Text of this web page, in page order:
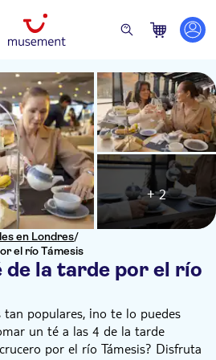
en Londres/
el río Támesis
la tarde por el río
+ 2
populares, ¡no te lo puedes
un té a las 4 de la tarde
por el río Támesis? Disfruta